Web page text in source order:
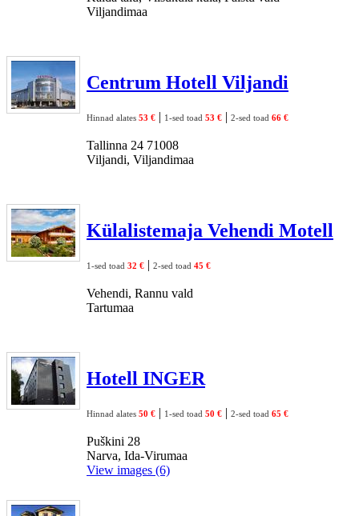
Viljandimaa
Centrum Hotell Viljandi
Hinnad alates 53 € | 1-sed toad 53 € | 2-sed toad 66 €
Tallinna 24 71008
Viljandi, Viljandimaa
Külalistemaja Vehendi Motell
1-sed toad 32 € | 2-sed toad 45 €
Vehendi, Rannu vald
Tartumaa
Hotell INGER
Hinnad alates 50 € | 1-sed toad 50 € | 2-sed toad 65 €
Puškini 28
Narva, Ida-Virumaa
View images (6)